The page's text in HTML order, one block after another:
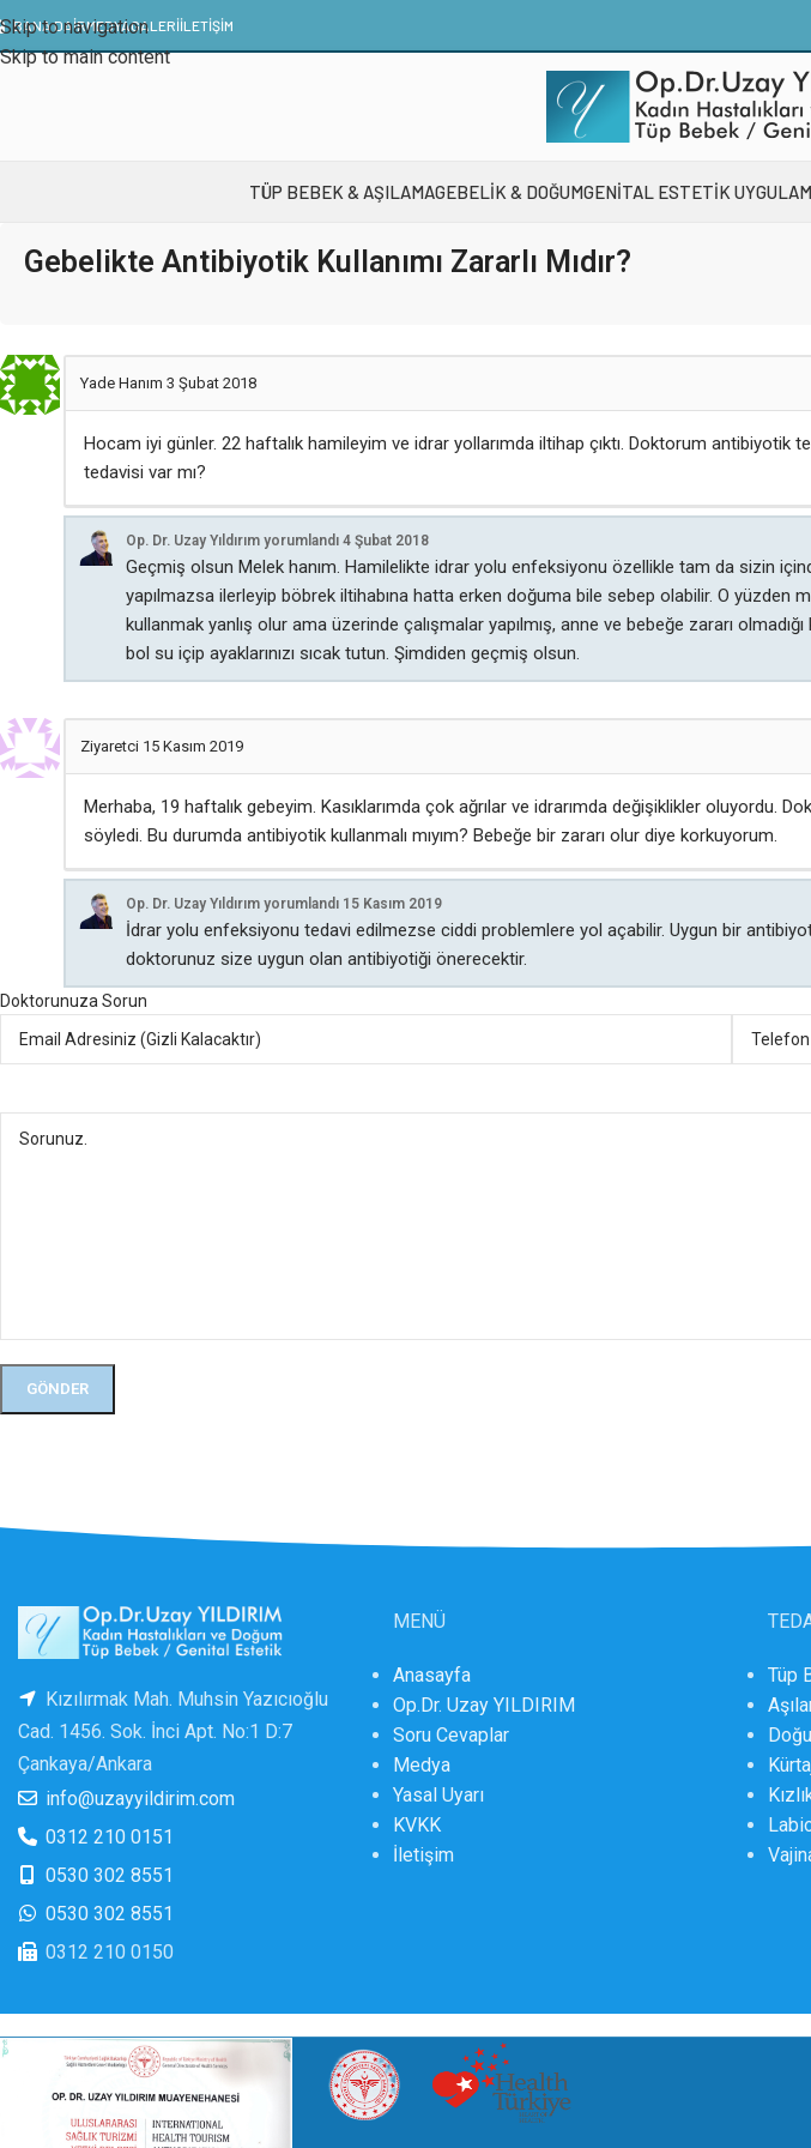
Skip to navigation
Skip to main content
BANA DAİRMEDYAGALERIİLETIŞIM
TÜP BEBEK & AŞILAMAGEBELIK & DOĞUMGENİTAL ESTETİK
Gebelikte Antibiyotik Kullanımı Zararlı Mıdır?
Yade Hanım 3 Şubat 2018
Hocam iyi günler. 22 haftalık hamileyim ve idrar yollarımda iltihap çıktı. Doktorum antibiyotik
tedavisi var mı?
Op. Dr. Uzay Yıldırım yorumlandı 4 Şubat 2018
Geçmiş olsun Melek hanım. Hamilelikte idrar yolu enfeksiyonu özellikle tam da sizin
yapılmazsa ilerleyip böbrek iltihabına hatta erken doğuma bile sebep olabilir. O yüzden
kullanmak yanlış olur ama üzerinde çalışmalar yapılmış, anne ve bebeğe zararı
bol su içip ayaklarınızı sıcak tutun. Şimdiden geçmiş olsun.
Ziyaretci 15 Kasım 2019
Merhaba, 19 haftalık gebeyim. Kasıklarımda çok ağrılar ve idrarımda değişiklikler
söyledi. Bu durumda antibiyotik kullanmalı mıyım? Bebeğe bir zararı olur diye korkuyorum.
Op. Dr. Uzay Yıldırım yorumlandı 15 Kasım 2019
İdrar yolu enfeksiyonu tedavi edilmezse ciddi problemlere yol açabilir. Uygun bir
doktorunuz size uygun olan antibiyotiği önerecektir.
Doktorunuza Sorun
Kızılırmak Mah. Muhsin Yazıcıoğlu
Cad. 1456. Sok. İnci Apt. No:1 D:7
Çankaya/Ankara
info@uzayyildirim.com
0312 210 0151
0530 302 8551
0530 302 8551
0312 210 0150
MENÜ
Anasayfa
Op.Dr. Uzay YILDIRIM
Soru Cevaplar
Medya
Yasal Uyarı
KVKK
İletişim
Tüp